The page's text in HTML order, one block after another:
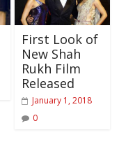
First Look of
New Shah
Rukh Film
Released
January 1, 2018
0